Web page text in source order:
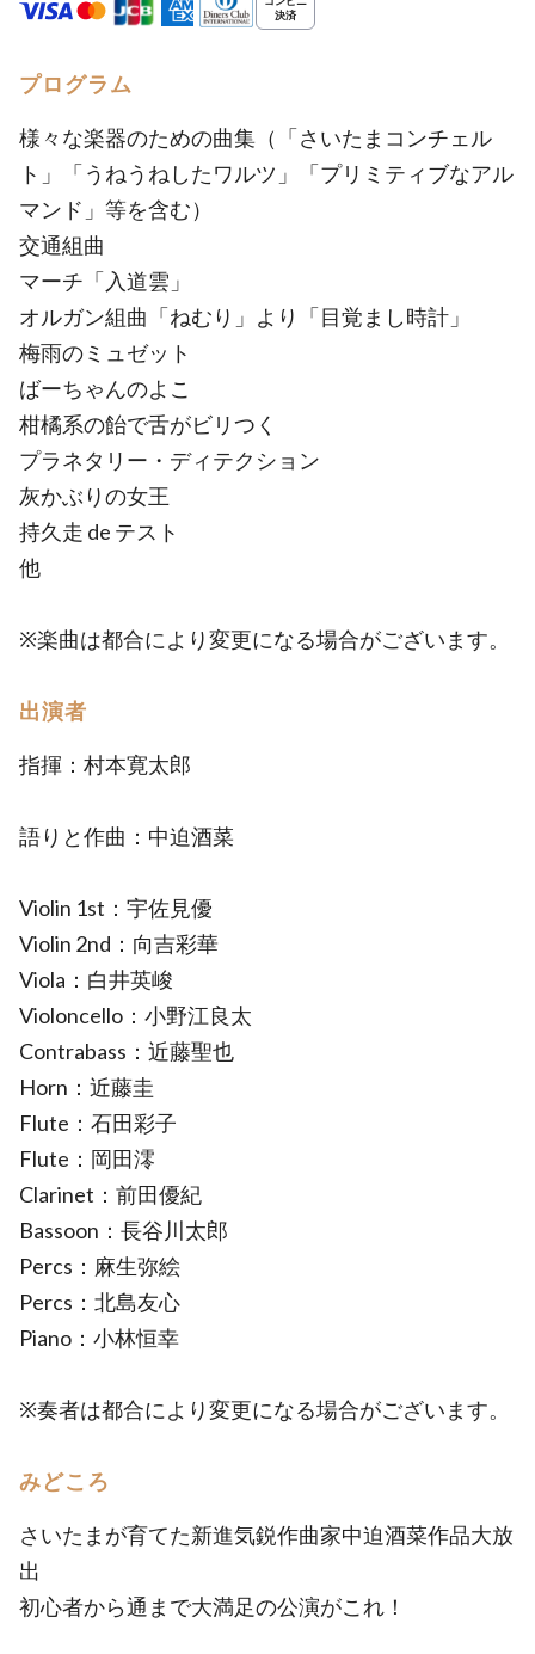
プログラム
様々な楽器のための曲集（「さいたまコンチェル
ト」「うねうねしたワルツ」「プリミティブなアル
マンド」等を含む）
交通組曲
マーチ「入道雲」
オルガン組曲「ねむり」より「目覚まし時計」
梅雨のミュゼット
ばーちゃんのよこ
柑橘系の飴で舌がビリつく
プラネタリー・ディテクション
灰かぶりの女王
持久走 de テスト
他
※楽曲は都合により変更になる場合がございます。
出演者
指揮：村本寛太郎
語りと作曲：中迫酒菜
Violin 1st：宇佐見優
Violin 2nd：向吉彩華
Viola：白井英峻
Violoncello：小野江良太
Contrabass：近藤聖也
Horn：近藤圭
Flute：石田彩子
Flute：岡田澪
Clarinet：前田優紀
Bassoon：長谷川太郎
Percs：麻生弥絵
Percs：北島友心
Piano：小林恒幸
※奏者は都合により変更になる場合がございます。
みどころ
さいたまが育てた新進気鋭作曲家中迫酒菜作品大放
出
初心者から通まで大満足の公演がこれ！